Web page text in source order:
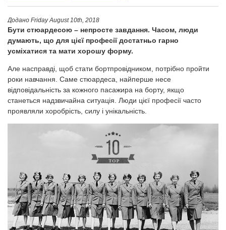
Додано Friday August 10th, 2018
Бути стюардесою – непросте завдання. Часом, люди
думають, що для цієї професії достатньо гарно
усміхатися та мати хорошу форму.
Але насправді, щоб стати бортпровідником, потрібно пройти
роки навчання. Саме стюардеса, найперше несе
відповідальність за кожного пасажира на борту, якщо
станеться надзвичайна ситуація. Люди цієї професії часто
проявляли хоробрість, силу і унікальність.